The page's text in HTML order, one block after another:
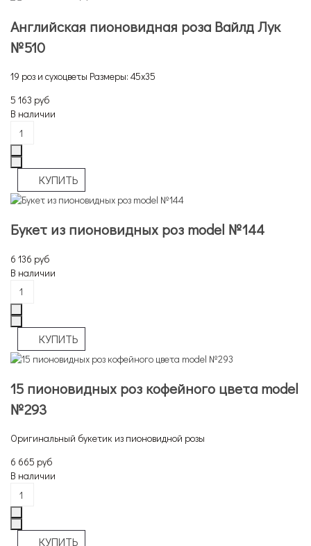
Английская пионовидная роза Вайлд Лук
№510
19 роз и сухоцветы Размеры: 45х35
5 163 руб
В наличии
Букет из пионовидных роз model №144
6 136 руб
В наличии
15 пионовидных роз кофейного цвета model
№293
Оригинальный букетик из пионовидной розы
6 665 руб
В наличии